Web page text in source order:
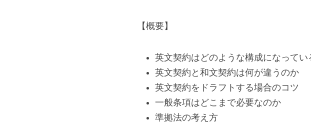
【概要】
英文契約はどのような構成になってい
英文契約と和文契約は何が違うのか
英文契約をドラフトする場合のコツ
一般条項はどこまで必要なのか
準拠法の考え方